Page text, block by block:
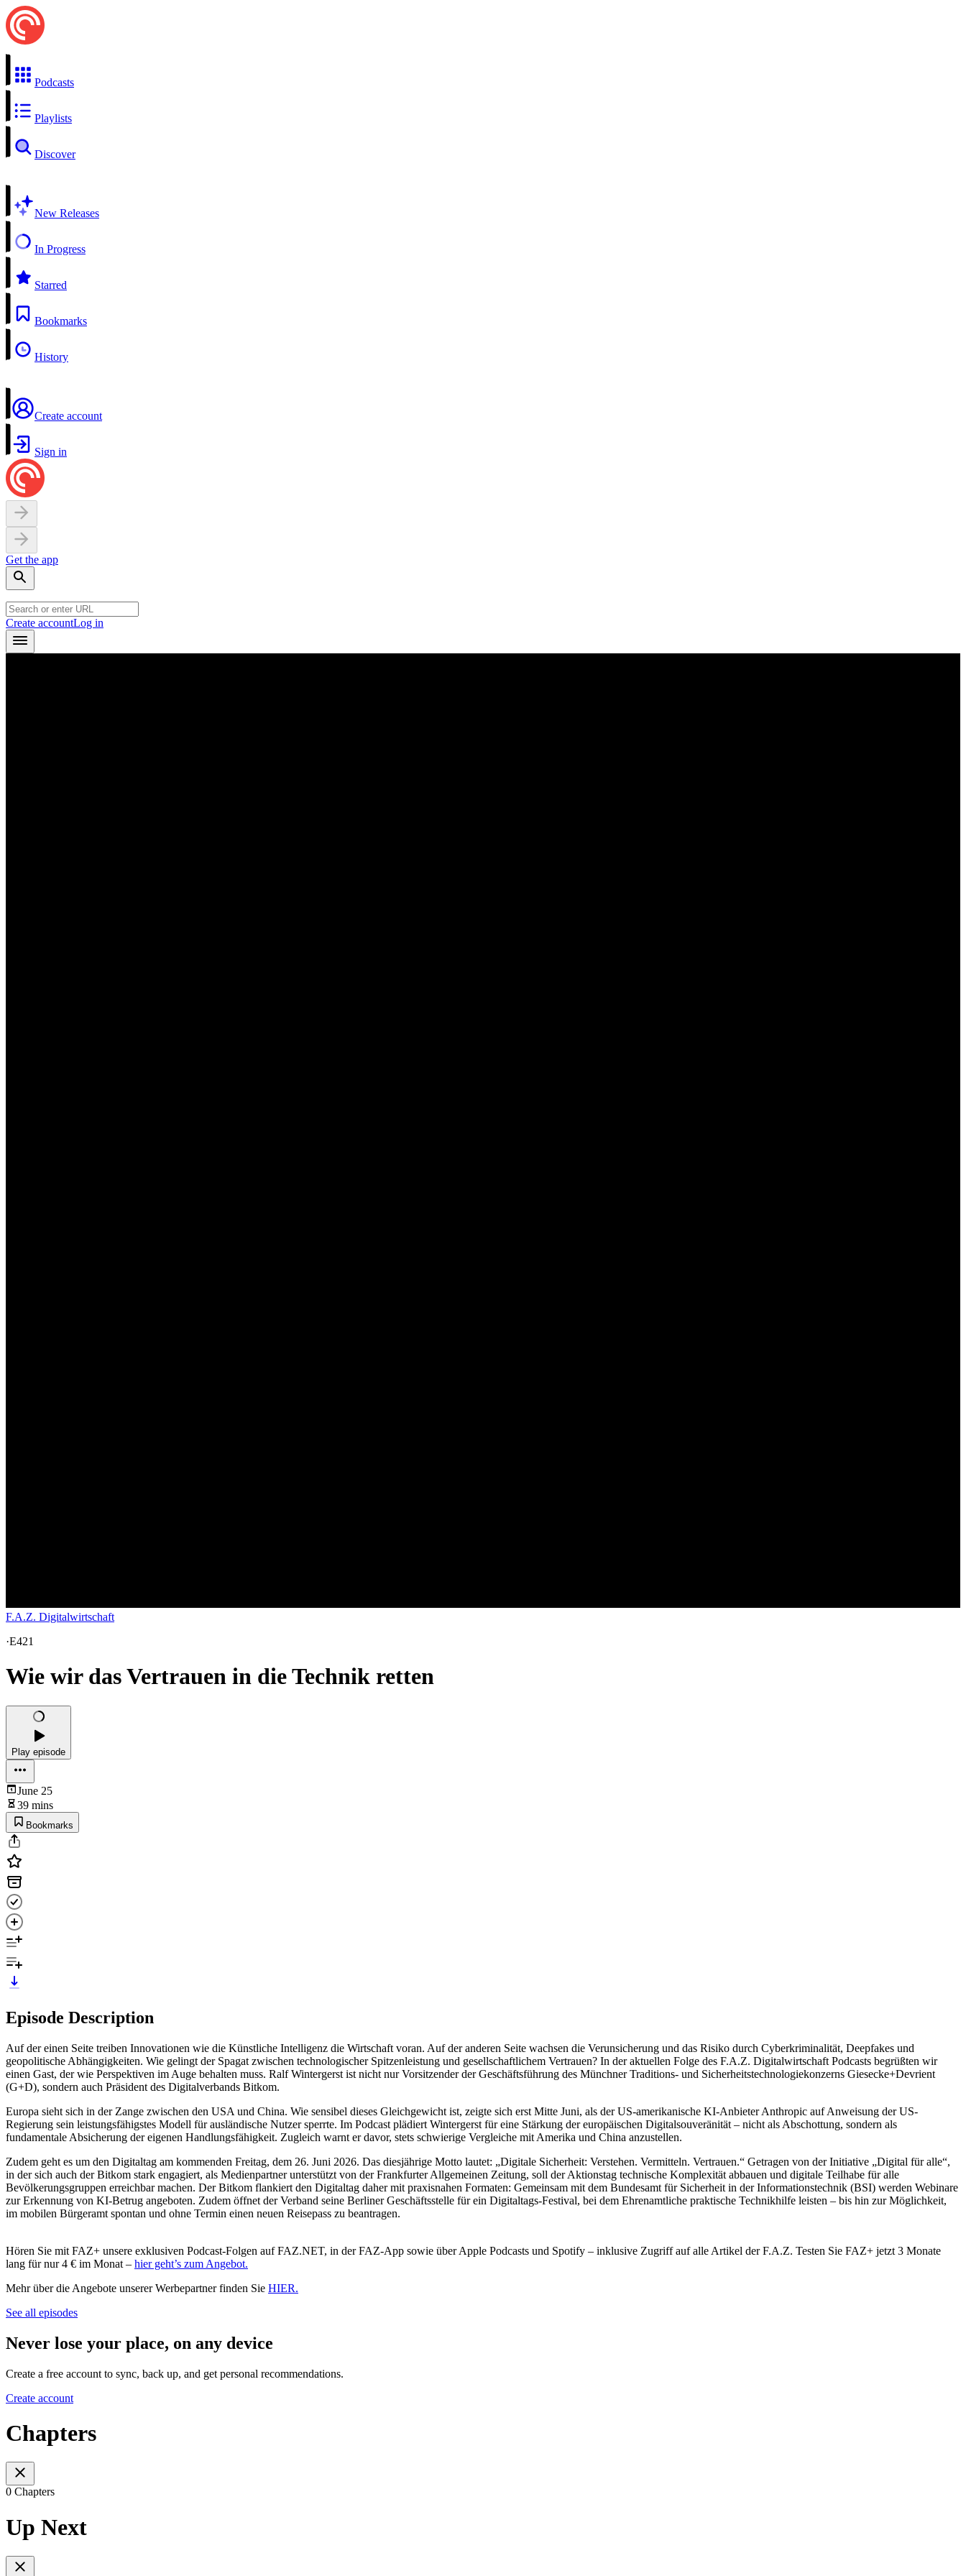
Podcasts
Playlists
Discover
New Releases
In Progress
Starred
Bookmarks
History
Create account
Sign in
Get the app
Create accountLog in
F.A.Z. Digitalwirtschaft
·E421
Wie wir das Vertrauen in die Technik retten
Play episode
June 25
39 mins
Bookmarks
Episode Description
Auf der einen Seite treiben Innovationen wie die Künstliche Intelligenz die Wirtschaft voran. Auf der anderen Seite wachsen die Verunsicherung und das Risiko durch Cyberkriminalität, Deepfakes und
geopolitische Abhängigkeiten. Wie gelingt der Spagat zwischen technologischer Spitzenleistung und gesellschaftlichem Vertrauen? In der aktuellen Folge des F.A.Z. Digitalwirtschaft Podcasts begrüßten wir
einen Gast, der wie Perspektiven im Auge behalten muss. Ralf Wintergerst ist nicht nur Vorsitzender der Geschäftsführung des Münchner Traditions- und Sicherheitstechnologiekonzerns Giesecke+Devrient
(G+D), sondern auch Präsident des Digitalverbands Bitkom.
Europa sieht sich in der Zange zwischen den USA und China. Wie sensibel dieses Gleichgewicht ist, zeigte sich erst Mitte Juni, als der US-amerikanische KI-Anbieter Anthropic auf Anweisung der US-
Regierung sein leistungsfähigstes Modell für ausländische Nutzer sperrte. Im Podcast plädiert Wintergerst für eine Stärkung der europäischen Digitalsouveränität – nicht als Abschottung, sondern als
fundamentale Absicherung der eigenen Handlungsfähigkeit. Zugleich warnt er davor, stets schwierige Vergleiche mit Amerika und China anzustellen.
Zudem geht es um den Digitaltag am kommenden Freitag, dem 26. Juni 2026. Das diesjährige Motto lautet: „Digitale Sicherheit: Verstehen. Vermitteln. Vertrauen.“ Getragen von der Initiative „Digital für alle“,
in der sich auch der Bitkom stark engagiert, als Medienpartner unterstützt von der Frankfurter Allgemeinen Zeitung, soll der Aktionstag technische Komplexität abbauen und digitale Teilhabe für alle
Bevölkerungsgruppen erreichbar machen. Der Bitkom flankiert den Digitaltag daher mit praxisnahen Formaten: Gemeinsam mit dem Bundesamt für Sicherheit in der Informationstechnik (BSI) werden Webinare
zur Erkennung von KI-Betrug angeboten. Zudem öffnet der Verband seine Berliner Geschäftsstelle für ein Digitaltags-Festival, bei dem Ehrenamtliche praktische Technikhilfe leisten – bis hin zur Möglichkeit,
im mobilen Bürgeramt spontan und ohne Termin einen neuen Reisepass zu beantragen.
Hören Sie mit FAZ+ unsere exklusiven Podcast-Folgen auf FAZ.NET, in der FAZ-App sowie über Apple Podcasts und Spotify – inklusive Zugriff auf alle Artikel der F.A.Z. Testen Sie FAZ+ jetzt 3 Monate
lang für nur 4 € im Monat – hier geht’s zum Angebot.
Mehr über die Angebote unserer Werbepartner finden Sie HIER.
See all episodes
Never lose your place, on any device
Create a free account to sync, back up, and get personal recommendations.
Create account
Chapters
0 Chapters
Up Next